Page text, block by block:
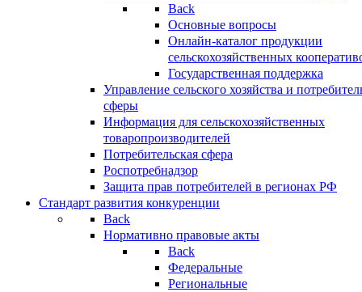
Back
Основные вопросы
Онлайн-каталог продукции
сельскохозяйственных
Государственная поддержка
Управление сельского хозяйства и
сферы
Информация для сельскохозяйственных
товаропроизводителей
Потребительская сфера
Роспотребнадзор
Защита прав потребителей в регионах РФ
Стандарт развития конкуренции
Back
Нормативно правовые акты
Back
Федеральные
Региональные